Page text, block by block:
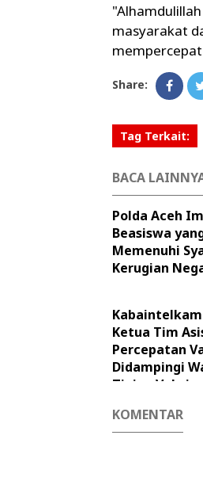
masyarakat
Share:
Tag Terkait:
BACA
Polda Aceh
Beasiswa
Memenuhi
Kerugian
Ketua Tim
Percepatan
Didampingi
Tinjau
KOMENTAR